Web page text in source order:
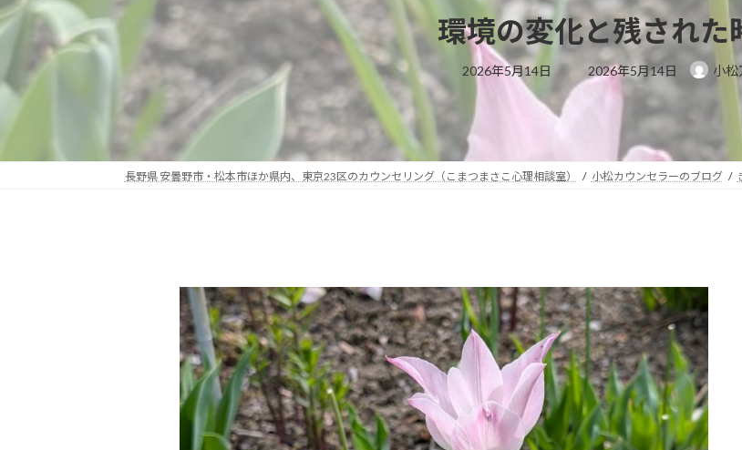
環境の変化と残された
2026年5月14日
最
終
2026年5月14日 小松
長野県 安曇野市・松本市ほか県内、東京23区のカウンセリング（こまつまさこ心理相談室） 小松カウンセラーのブログ